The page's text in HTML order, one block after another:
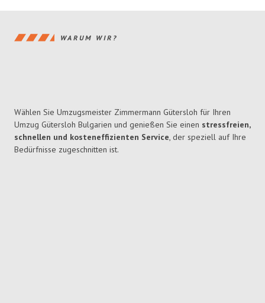
WARUM WIR?
Wählen Sie Umzugsmeister Zimmermann Gütersloh für Ihren
Umzug Gütersloh Bulgarien und genießen Sie einen stressfreien,
schnellen und kosteneffizienten Service, der speziell auf Ihre
Bedürfnisse zugeschnitten ist.